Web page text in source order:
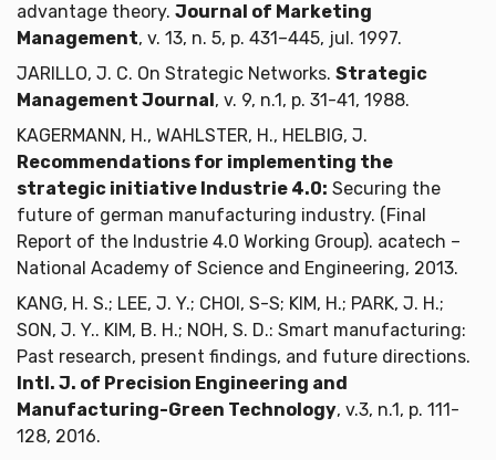
advantage theory. Journal of Marketing
Management, v. 13, n. 5, p. 431–445, jul. 1997.
JARILLO, J. C. On Strategic Networks. Strategic
Management Journal , v. 9, n.1, p. 31-41, 1988.
KAGERMANN, H., WAHLSTER, H., HELBIG, J.
Recommendations for implementing the
strategic initiative Industrie 4.0: Securing the
future of german manufacturing industry. (Final
Report of the Industrie 4.0 Working Group). acatech –
National Academy of Science and Engineering, 2013.
KANG, H. S.; LEE, J. Y.; CHOI, S-S; KIM, H.; PARK, J. H.;
SON, J. Y.. KIM, B. H.; NOH, S. D.: Smart manufacturing:
Past research, present findings, and future directions.
Intl. J. of Precision Engineering and
Manufacturing-Green Technology, v.3, n.1, p. 111-
128, 2016.